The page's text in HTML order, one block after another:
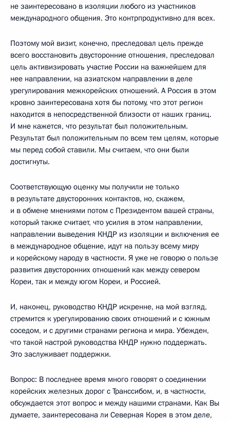
не заинтересовано в изоляции любого из участников
международного общения. Это контрпродуктивно для всех.
Поэтому мой визит, конечно, преследовал цель прежде
всего восстановить двусторонние отношения, преследовал
цель активизировать участие России на важнейшем для
нее направлении, на азиатском направлении в деле
урегулирования межкорейских отношений. А Россия в этом
кровно заинтересована хотя бы потому, что этот регион
находится в непосредственной близости от наших границ.
И мне кажется, что результат был положительным.
Результат был положительным по всем тем целям, которые
мы перед собой ставили. Мы считаем, что они были
достигнуты.
Соответствующую оценку мы получили не только
в результате двусторонних контактов, но, скажем,
и в обмене мнениями потом с Президентом вашей страны,
который также считает, что усилия в этом направлении,
направлении выведения КНДР из изоляции и включения ее
в международное общение, идут на пользу всему миру
и корейскому народу в частности. Я уже не говорю о пользе
развития двусторонних отношений как между севером
Кореи, так и между югом Кореи, и Россией.
И, наконец, руководство КНДР искренне, на мой взгляд,
стремится к урегулированию своих отношений и с южным
соседом, и с другими странами региона и мира. Убежден,
что такой настрой руководства КНДР нужно поддержать.
Это заслуживает поддержки.
Вопрос: В последнее время много говорят о соединении
корейских железных дорог с Транссибом, и, в частности,
обсуждается этот вопрос и между нашими странами. Как Вы
думаете, заинтересована ли Северная Корея в этом деле,